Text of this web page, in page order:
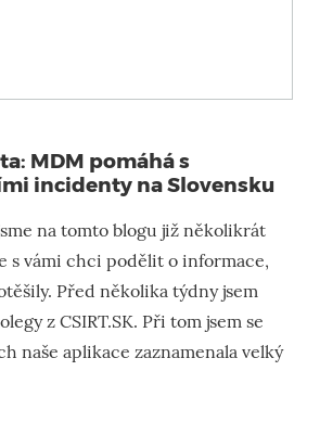
MDM pomáhá s
incidenty na Slovensku
na tomto blogu již několikrát
s vámi chci podělit o informace,
Před několika týdny jsem
z CSIRT.SK. Při tom jsem se
naše aplikace zaznamenala velký